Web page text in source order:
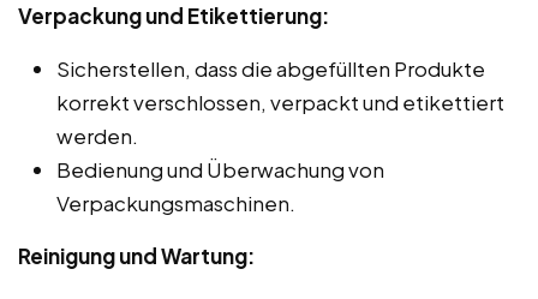
Verpackung und Etikettierung:
Sicherstellen, dass die abgefüllten Produkte
korrekt verschlossen, verpackt und etikettiert
werden.
Bedienung und Überwachung von
Verpackungsmaschinen.
Reinigung und Wartung: